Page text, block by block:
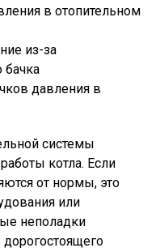
в отопительном
из-за
бачка
давления в
системы
котла. Если
от нормы, это
или
неполадки